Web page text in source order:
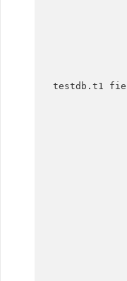
testdb.t1